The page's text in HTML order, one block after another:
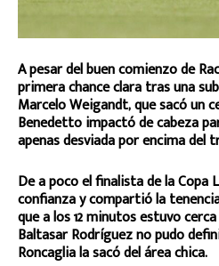
A pesar del buen comienzo de
primera chance clara tras una
Marcelo Weigandt, que sacó un
Benedetto impactó de cabeza
apenas desviada por encima del
De a poco el finalista de la
confianza y compartió la
que a los 12 minutos estuvo
Baltasar Rodríguez no pudo
Roncaglia la sacó del área chica.